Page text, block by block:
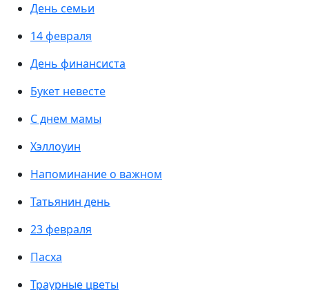
День семьи
14 февраля
День финансиста
Букет невесте
С днем мамы
Хэллоуин
Напоминание о важном
Татьянин день
23 февраля
Пасха
Траурные цветы